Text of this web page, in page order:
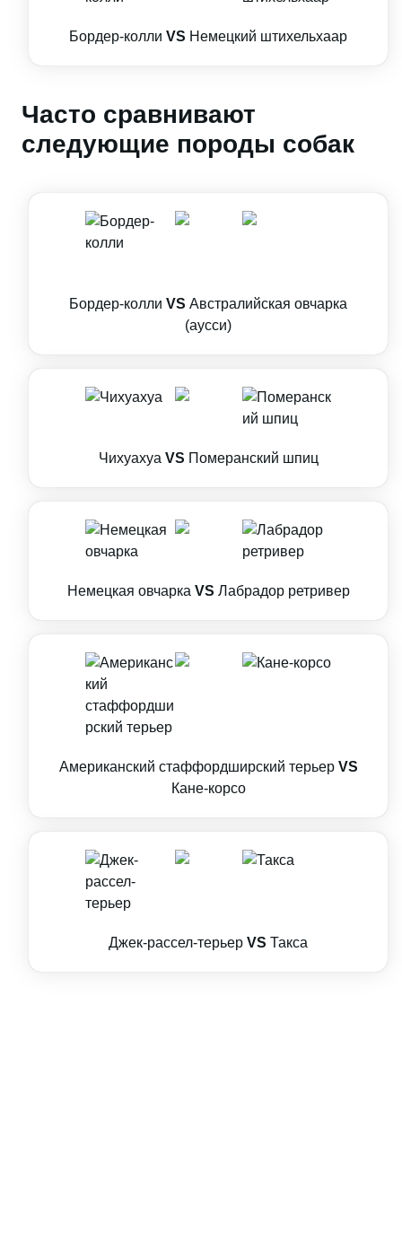
Бордер-колли VS Немецкий штихельхаар
Часто сравнивают
следующие породы собак
Бордер-колли VS Австралийская овчарка
(аусси)
Чихуахуа VS Померанский шпиц
Немецкая овчарка VS Лабрадор ретривер
Американский стаффордширский терьер VS
Кане-корсо
Джек-рассел-терьер VS Такса